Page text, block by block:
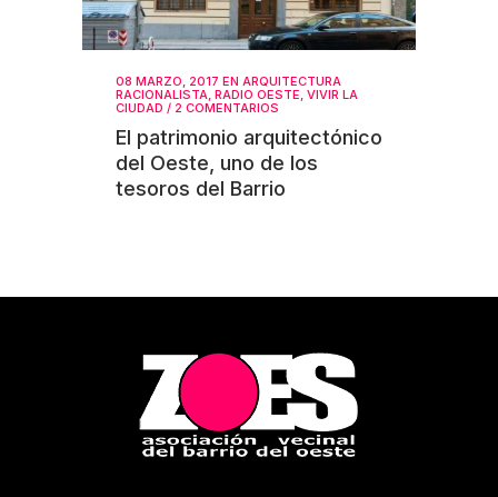
08 MARZO, 2017 EN ARQUITECTURA
RACIONALISTA, RADIO OESTE, VIVIR LA
CIUDAD / 2 COMENTARIOS
El patrimonio arquitectónico
del Oeste, uno de los
tesoros del Barrio